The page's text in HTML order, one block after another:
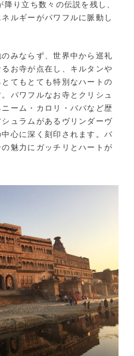
り立ち数々の伝説を残し、
ルギーがパワフルに脈動し
みならず、世界中から巡礼
お寺が点在し、キルタンや
てもとても特別なハートの
パワフルなお寺とクリシュ
ーム・カロリ・ババなど歴
ュラムがあるヴリンダーヴ
心に深く刻印されます。バ
魅力にガッチリとハートが